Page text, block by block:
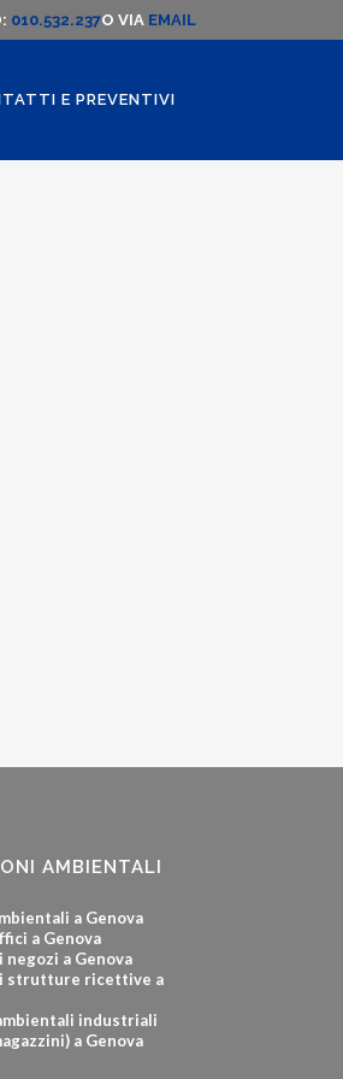
010.532.237O VIA EMAIL
E PREVENTIVI
AMBIENTALI
a Genova
a Genova
negozi a Genova
strutture ricettive a
industriali
a Genova